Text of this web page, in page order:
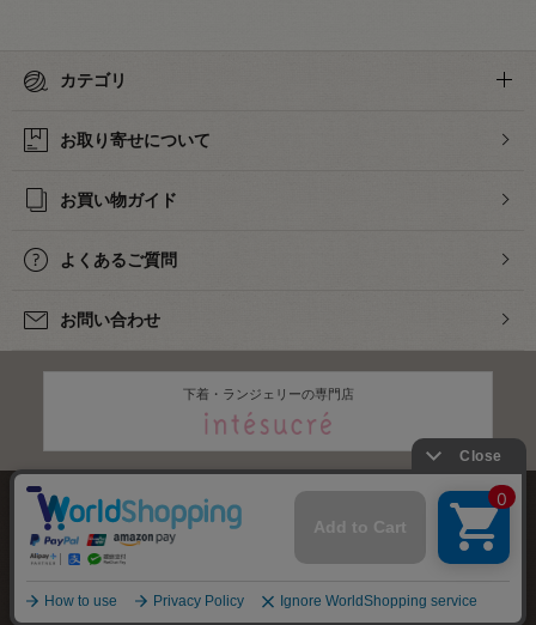
カテゴリ
お取り寄せについて
お買い物ガイド
よくあるご質問
お問い合わせ
下着・ランジェリーの専門店
株式会社オカダヤ
特定商取引法に基づく表記 プライバシーポリシー サイトマップ